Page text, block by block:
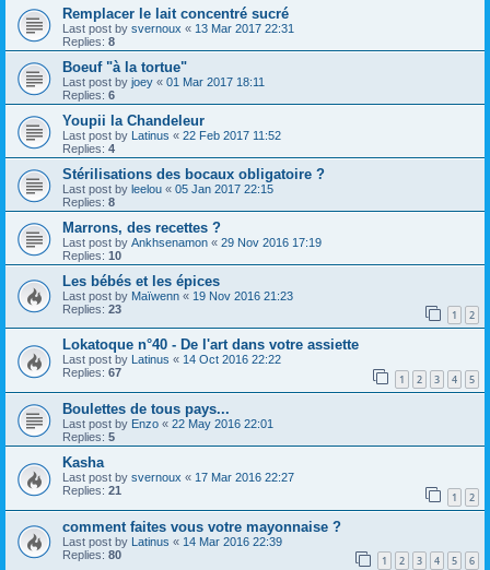
Remplacer le lait concentré sucré
Last post by svernoux « 13 Mar 2017 22:31
Replies: 8
Boeuf "à la tortue"
Last post by joey « 01 Mar 2017 18:11
Replies: 6
Youpii la Chandeleur
Last post by Latinus « 22 Feb 2017 11:52
Replies: 4
Stérilisations des bocaux obligatoire ?
Last post by leelou « 05 Jan 2017 22:15
Replies: 8
Marrons, des recettes ?
Last post by Ankhsenamon « 29 Nov 2016 17:19
Replies: 10
Les bébés et les épices
Last post by Maïwenn « 19 Nov 2016 21:23
Replies: 23 1 2
Lokatoque n°40 - De l'art dans votre assiette
Last post by Latinus « 14 Oct 2016 22:22
Replies: 67 1 2 3 4 5
Boulettes de tous pays...
Last post by Enzo « 22 May 2016 22:01
Replies: 5
Kasha
Last post by svernoux « 17 Mar 2016 22:27
Replies: 21 1 2
comment faites vous votre mayonnaise ?
Last post by Latinus « 14 Mar 2016 22:39
Replies: 80 1 2 3 4 5 6